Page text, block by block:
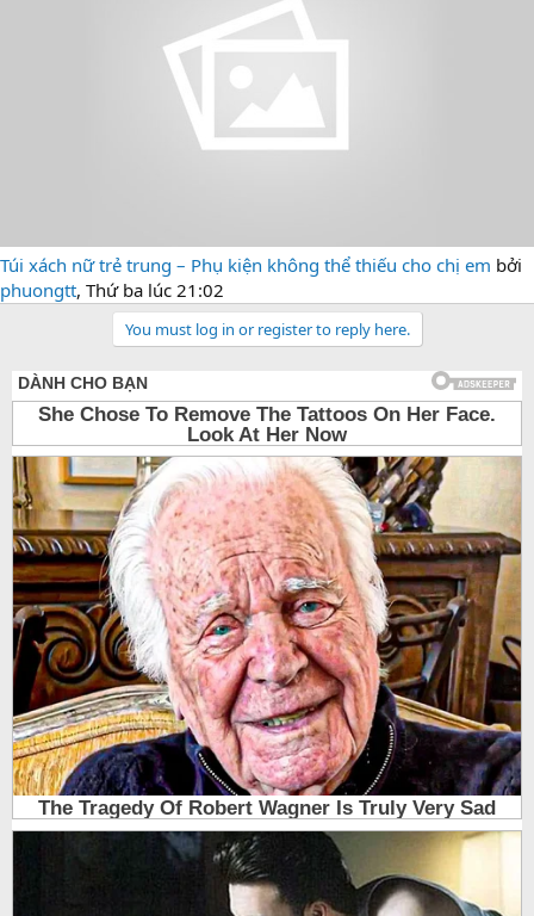
Túi xách nữ trẻ trung – Phụ kiện không thể thiếu cho chị em bởi
phuongtt, Thứ ba lúc 21:02
You must log in or register to reply here.